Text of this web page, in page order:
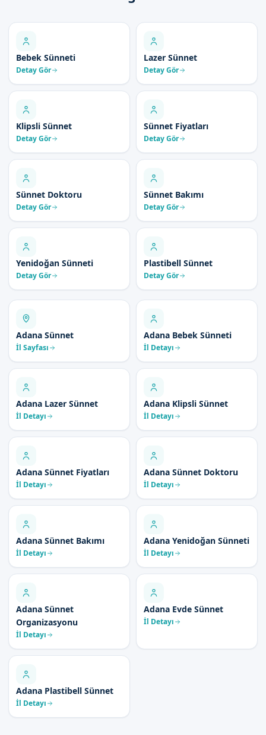
Bebek Sünneti
Detay Gör
Lazer Sünnet
Detay Gör
Klipsli Sünnet
Detay Gör
Sünnet Fiyatları
Detay Gör
Sünnet Doktoru
Detay Gör
Sünnet Bakımı
Detay Gör
Yenidoğan Sünneti
Detay Gör
Plastibell Sünnet
Detay Gör
Adana Sünnet
İl Sayfası
Adana Bebek Sünneti
İl Detayı
Adana Lazer Sünnet
İl Detayı
Adana Klipsli Sünnet
İl Detayı
Adana Sünnet Fiyatları
İl Detayı
Adana Sünnet Doktoru
İl Detayı
Adana Sünnet Bakımı
İl Detayı
Adana Yenidoğan Sünneti
İl Detayı
Adana Sünnet
Organizasyonu
İl Detayı
Adana Evde Sünnet
İl Detayı
Adana Plastibell Sünnet
İl Detayı